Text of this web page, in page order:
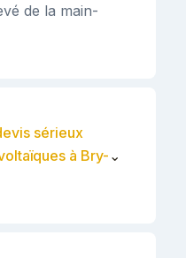
de la main-
sérieux
à Bry- ⌄